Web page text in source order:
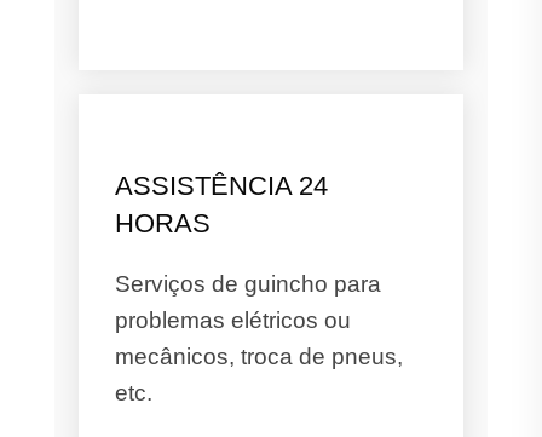
ASSISTÊNCIA 24
HORAS
Serviços de guincho para
problemas elétricos ou
mecânicos, troca de pneus,
etc.